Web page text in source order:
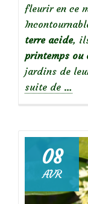
fleurir en ce
terre acide,
printemps ou
jardins de
suite de à
…
08
AVR